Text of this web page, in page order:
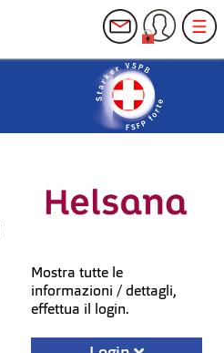
Mostra tutte le
informazioni / dettagli,
effettua il login.